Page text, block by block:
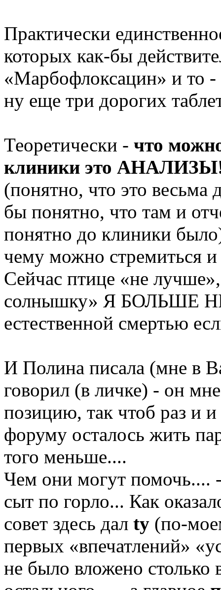
Практически
которых как-бы
«Марбофлоксацин» и то
ну еще три дорогих
Теоретически - что
клиники это
(понятно, что это весьма
бы понятно, что там и
понятно до клиники
чему можно стремиться и
Сейчас птице «не
солнышку» Я БОЛЬШЕ
естественной смертью
И Полина писала (мне в
говорил (в личке) - он
позицию, так чтоб раз и
форуму осталось жить
того меньше....
Чем они могут помочь....
сыт по горло... Как
совет здесь дал ty (по-
первых «впечатлений»
не было вложено столько